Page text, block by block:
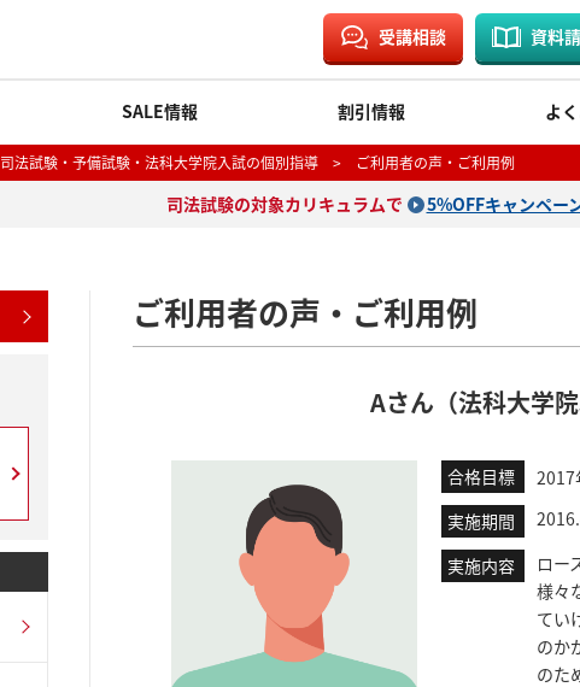
受講相談 資料
SALE情報 割引情報 よ
司法試験・予備試験・法科大学院入試の個別指導 > ご利用者の声・ご利用例
司法試験の対象カリキュラムで 5%OFFキャンペー
ご利用者の声・ご利用例
Aさん（法科大学
合格目標 2017
実施期間
実施内容
ロー
様々
てい
のか
のた